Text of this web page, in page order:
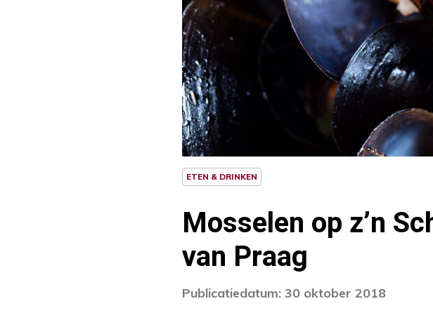
ETEN & DRINKEN
Mosselen op z’n
van Praag
Publicatiedatum: 30 oktober 2018